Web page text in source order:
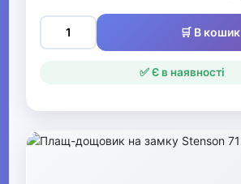
🛒 В кошик
✅ Є в наявності